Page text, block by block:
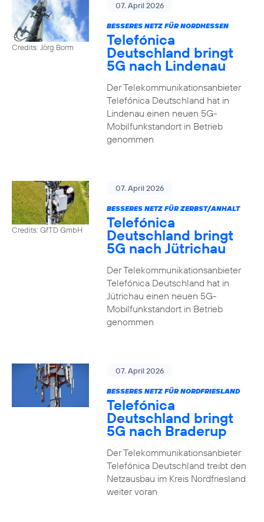
Credits: Jörg Borm
07. April 2026
BESSERES NETZ FÜR NORDHESSEN
Telefónica
Deutschland bringt
5G nach Lindenau
Der Telekommunikationsanbieter
Telefónica Deutschland hat in
Lindenau einen neuen 5G-
Mobilfunkstandort in Betrieb
genommen
Credits: GfTD GmbH
07. April 2026
BESSERES NETZ FÜR ZERBST/ANHALT
Telefónica
Deutschland bringt
5G nach Jütrichau
Der Telekommunikationsanbieter
Telefónica Deutschland hat in
Jütrichau einen neuen 5G-
Mobilfunkstandort in Betrieb
genommen
07. April 2026
BESSERES NETZ FÜR NORDFRIESLAND
Telefónica
Deutschland bringt
5G nach Braderup
Der Telekommunikationsanbieter
Telefónica Deutschland treibt den
Netzausbau im Kreis Nordfriesland
weiter voran